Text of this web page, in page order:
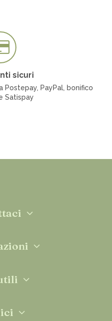
sicuri
Postepay, PayPal, bonifico
Satispay